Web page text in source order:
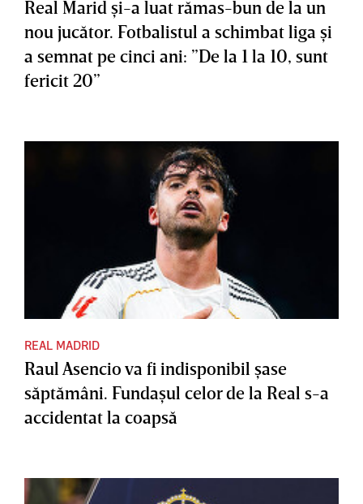
Real Marid şi-a luat rămas-bun de la un
nou jucător. Fotbalistul a schimbat liga şi
a semnat pe cinci ani: ”De la 1 la 10, sunt
fericit 20”
REAL MADRID
Raul Asencio va fi indisponibil şase
săptămâni. Fundaşul celor de la Real s-a
accidentat la coapsă